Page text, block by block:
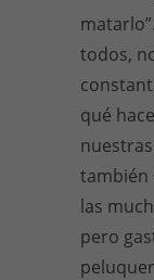
todos,
qué
también
las
pero